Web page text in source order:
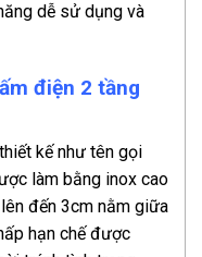
dễ sử dụng và
điện 2 tầng
kế như tên gọi
làm bằng inox cao
đến 3cm nằm giữa
hạn chế được